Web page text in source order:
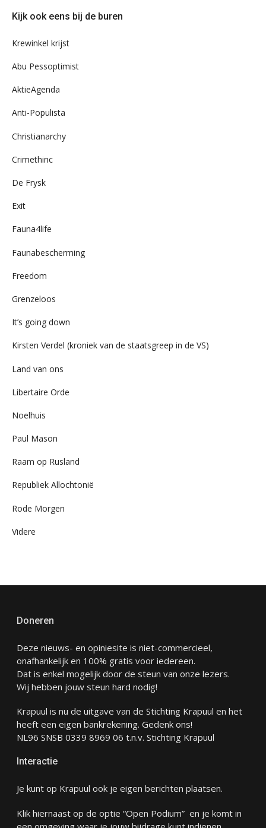
ons
Kijk ook eens bij de buren
Krewinkel krijst
Abu Pessoptimist
AktieAgenda
Anti-Populista
Christianarchy
Crimethinc
De Frysk
Exit
Fauna4life
Faunabescherming
Freedom
Grenzeloos
It’s going down
Kirsten Verdel (kroniek van de staatsgreep in de VS)
Land van ons
Libertaire Orde
Noelhuis
Paul Mason
Raam op Rusland
Republiek Allochtonië
Rode Morgen
Videre
Doneren
Deze nieuws- en opiniesite is niet-commercieel,
onafhankelijk en 100% gratis voor iedereen.
Dat is enkel mogelijk door de steun van onze lezers.
Wij hebben jouw steun hard nodig!
Krapuul is nu de uitgave van de Stichting Krapuul en het
heeft een eigen bankrekening. Gedenk ons!
NL96 SNSB 0339 8969 06 t.n.v. Stichting Krapuul
Interactie
Je kunt op Krapuul ook je eigen berichten plaatsen.
Klik hiernaast op de optie “Open Podium” en je komt in